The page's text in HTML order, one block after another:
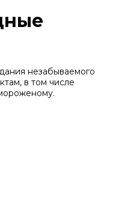
незабываемого
в том числе